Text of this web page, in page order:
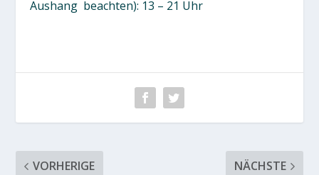
Aushang beachten): 13 – 21 Uhr
VORHERIGE NÄCHSTE